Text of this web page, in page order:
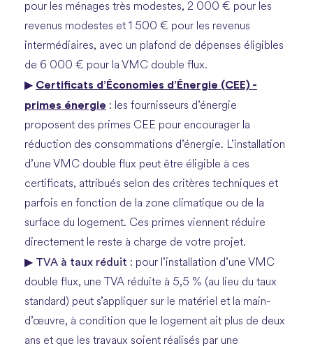
pour les ménages très modestes, 2 000 € pour les
revenus modestes et 1 500 € pour les revenus
intermédiaires, avec un plafond de dépenses éligibles
de 6 000 € pour la VMC double flux.
▶ Certificats d’Économies d’Énergie (CEE) -
primes énergie : les fournisseurs d’énergie
proposent des primes CEE pour encourager la
réduction des consommations d’énergie. L’installation
d’une VMC double flux peut être éligible à ces
certificats, attribués selon des critères techniques et
parfois en fonction de la zone climatique ou de la
surface du logement. Ces primes viennent réduire
directement le reste à charge de votre projet.
▶ TVA à taux réduit : pour l’installation d’une VMC
double flux, une TVA réduite à 5,5 % (au lieu du taux
standard) peut s’appliquer sur le matériel et la main-
d’œuvre, à condition que le logement ait plus de deux
ans et que les travaux soient réalisés par une